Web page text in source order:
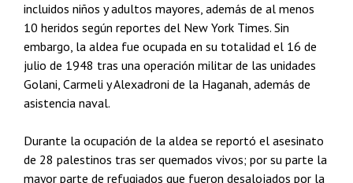
incluidos niños y adultos mayores, además de al menos
10 heridos según reportes del New York Times. Sin
embargo, la aldea fue ocupada en su totalidad el 16 de
julio de 1948 tras una operación militar de las unidades
Golani, Carmeli y Alexadroni de la Haganah, además de
asistencia naval.
Durante la ocupación de la aldea se reportó el asesinato
de 28 palestinos tras ser quemados vivos; por su parte la
mayor parte de refugiados que fueron desalojados por la